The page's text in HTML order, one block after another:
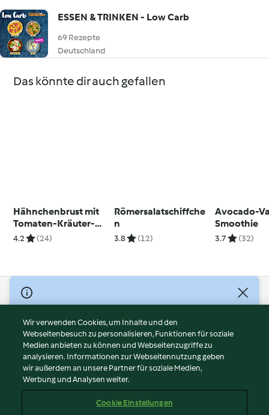
ESSEN & TRINKEN - Low Carb
69 Rezepte
Deutschland
Das könnte dir auch gefallen
Hähnchenbrust mit
Tomaten-Kräuter-
Füllung
4.2 (24)
Römersalatschiffche
n
3.8 (12)
Avocado-
Smoothie
3.7 (32)
© Copyright 2026
Nutzungsbedingungen
Datenschutzrichtlinien
Disclaimer
Impressum
Cookies
Wir verwenden Cookies, um Inhalte und den
Webseitenbesuch zu personalisieren, Funktionen für soziale
Medien anbieten zu können und Webseitenzugriffe zu
analysieren. Informationen zur Webseitennutzung geben
wir außerdem an unsere Partner für soziale Medien,
Werbung und Analysen weiter.
Cookie Einstellungen